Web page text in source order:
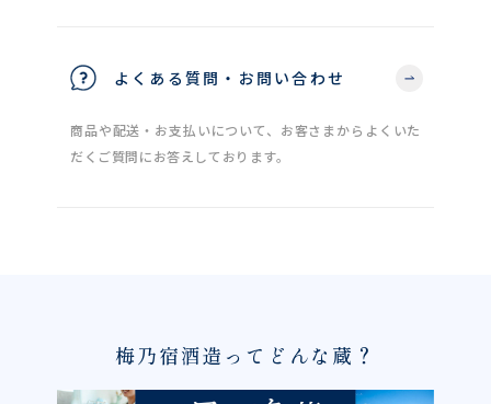
よくある質問・お問い合わせ
商品や配送・お支払いについて、お客さまからよくいた
だくご質問にお答えしております。
梅乃宿酒造ってどんな蔵？